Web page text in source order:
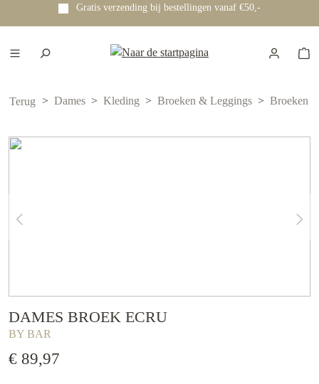
hoofdinhoud
Gratis verzending bij bestellingen vanaf €50,-
Terug Dames Kleding Broeken & Leggings Broeken
DAMES BROEK ECRU
BY BAR
€ 89,97